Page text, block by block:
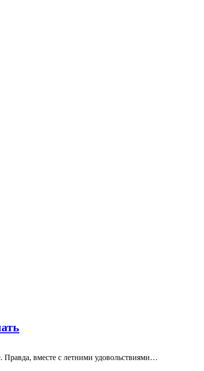
Правда, вместе с летними удовольствиями…